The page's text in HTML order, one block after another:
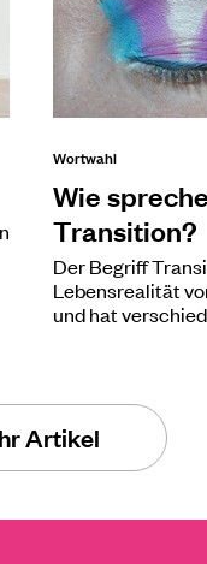
Wortwahl
Wie
Transition?
Der Begriff
Lebensrealität
und hat
Artikel